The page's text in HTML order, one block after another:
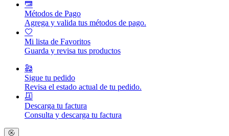
Métodos de Pago
Agrega y valida tus métodos de pago.
Mi lista de Favoritos
Guarda y revisa tus productos
Sigue tu pedido
Revisa el estado actual de tu pedido.
Descarga tu factura
Consulta y descarga tu factura